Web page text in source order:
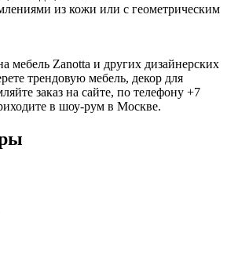
из кожи или с геометрическим
мебель Zanotta и других дизайнерских
трендовую мебель, декор для
заказ на сайте, по телефону +7
в шоу-рум в Москве.